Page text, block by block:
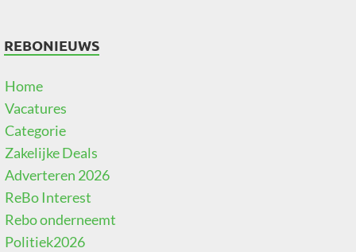
REBONIEUWS
Home
Vacatures
Categorie
Zakelijke Deals
Adverteren 2026
ReBo Interest
Rebo onderneemt
Politiek2026